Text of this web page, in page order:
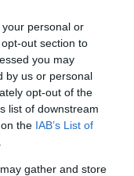
personal or
out section to
you may
by us or personal
opt-out of the
list of downstream
the IAB’s List of
gather and store